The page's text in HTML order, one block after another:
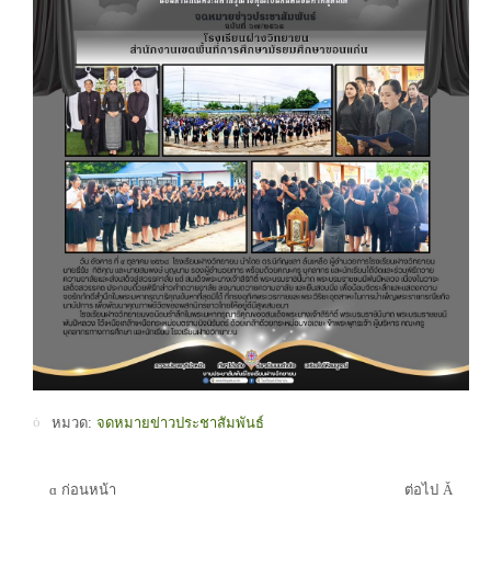
หมวด: จดหมายข่าวประชาสัมพันธ์
ก่อนหน้า ต่อไป